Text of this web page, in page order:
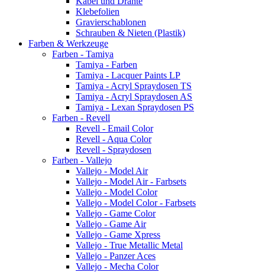
Klebefolien
Gravierschablonen
Schrauben & Nieten (Plastik)
Farben & Werkzeuge
Farben - Tamiya
Tamiya - Farben
Tamiya - Lacquer Paints LP
Tamiya - Acryl Spraydosen TS
Tamiya - Acryl Spraydosen AS
Tamiya - Lexan Spraydosen PS
Farben - Revell
Revell - Email Color
Revell - Aqua Color
Revell - Spraydosen
Farben - Vallejo
Vallejo - Model Air
Vallejo - Model Air - Farbsets
Vallejo - Model Color
Vallejo - Model Color - Farbsets
Vallejo - Game Color
Vallejo - Game Air
Vallejo - Game Xpress
Vallejo - True Metallic Metal
Vallejo - Panzer Aces
Vallejo - Mecha Color